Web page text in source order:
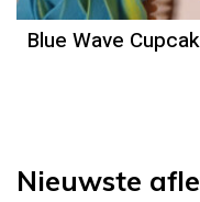
Blue Wave
Nieuwste